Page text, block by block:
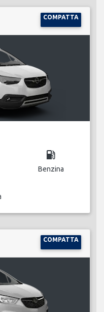
COMPATTA
local_gas_station
Benzina
COMPATTA